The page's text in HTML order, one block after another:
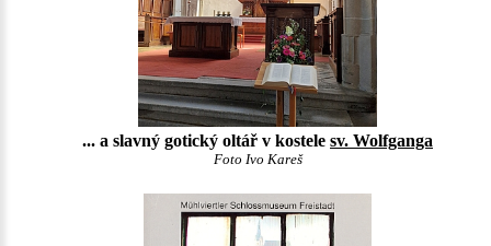
... a slavný gotický oltář v kostele sv. Wolfganga
Foto Ivo Kareš